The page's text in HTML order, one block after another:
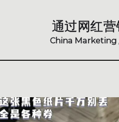
通过网红营
China